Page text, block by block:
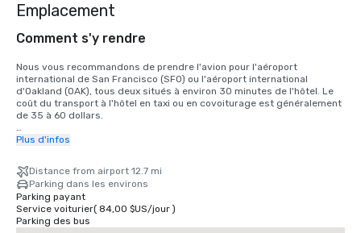
Emplacement
Comment s'y rendre
Nous vous recommandons de prendre l'avion pour l'aéroport
international de San Francisco (SFO) ou l'aéroport international
d'Oakland (OAK), tous deux situés à environ 30 minutes de l'hôtel. Le
coût du transport à l'hôtel en taxi ou en covoiturage est généralement
de 35 à 60 dollars.
Pour les clients qui souhaitent prendre le train, le train Bay Area Rapid
vous suffit de monter à bord de n'importe quel train à destination de
San Francisco à la gare BART située dans le terminal international.
Descendez du train à la gare de Montgomery Street. Le Palace Hotel
est situé à l'angle de Market Street et de New Montgomery Street,
juste en face de la gare. Le coût total est de 8,65$. Le temps de trajet
est d'environ 45 minutes.
Plus d'infos
Distance from airport 12.7 mi
Parking dans les environs
Parking payant
Service voiturier( 84,00 $US/jour)
Parking des bus